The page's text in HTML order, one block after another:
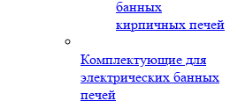
банных
кирпичных печей
Комплектующие для
электрических банных
печей